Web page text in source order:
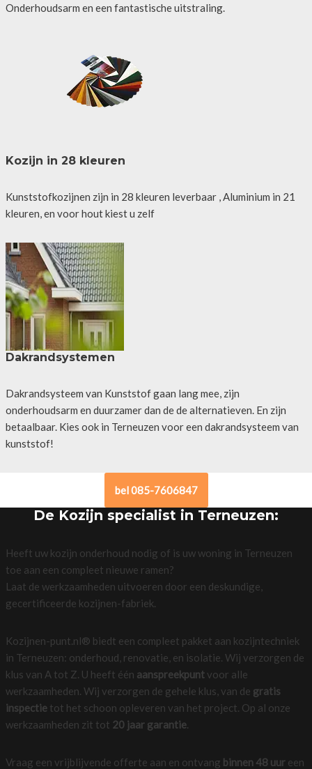
Onderhoudsarm en een fantastische uitstraling.
Kozijn in 28 kleuren
Kunststofkozijnen zijn in 28 kleuren leverbaar , Aluminium in 21
kleuren, en voor hout kiest u zelf
Dakrandsystemen
Dakrandsysteem van Kunststof gaan lang mee, zijn
onderhoudsarm en duurzamer dan de de alternatieven. En zijn
betaalbaar. Kies ook in Terneuzen voor een dakrandsysteem van
kunststof!
bel 085-7606847
De Kozijn specialist in Terneuzen:
Heeft uw kozijn onderhoud nodig of is uw woning in Terneuzen
toe aan een compleet nieuwe ramen?
Laat de werkzaamheden uitvoeren door een deskundige,
gecertificeerde kozijnen-fabriek.
Kozijnen-punt.nl® biedt een compleet pakket aan kozijntechniek
in Terneuzen: onderhoud, renovatie, en isolatie. Wij verzorgen de
klus van A tot Z. U heeft één aanspreekpuntvoor alle
werkzaamheden. Wij verzorgen de gehele klus, van de gratis
inspectietot het schoon opleveren van het project. Op al onze
werkzaamheden zit tot 20 jaar garantie.
Vraag een vrijblijvende offerte aan en ontvang binnen 48 uureen